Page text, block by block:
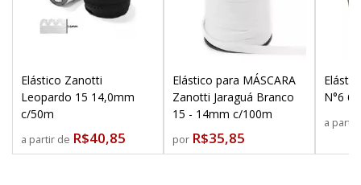
Elástico Zanotti
Leopardo 15 14,0mm
c/50m
a partir de R$40,85
Elástico para MÁSCARA
Zanotti Jaraguá Branco
15 - 14mm c/100m
por R$35,85
N°6
a